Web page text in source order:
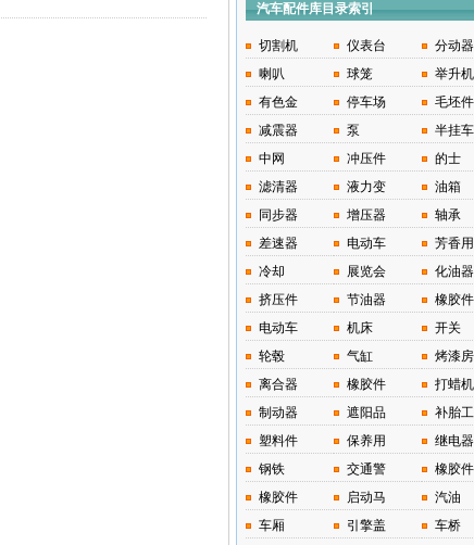
汽车配件库目录索引
切割机 仪表台
分动器
喇叭
球笼
举升机
有色金
停车场
毛坯件
减震器
泵
半挂车
中网
冲压件
的士
滤清器
液力变
油箱
同步器
增压器
轴承
差速器
电动车
芳香用
冷却
展览会
化油器
挤压件
节油器
橡胶件
电动车
机床
开关
轮毂
气缸
烤漆房
离合器
橡胶件
打蜡机
制动器
遮阳品
补胎工
塑料件
保养用
继电器
钢铁
交通警
橡胶件
橡胶件
启动马
汽油
车厢
引擎盖
车桥